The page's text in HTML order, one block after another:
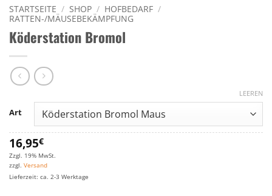
STARTSEITE / SHOP / HOFBEDARF /
RATTEN-/MÄUSEBEKÄMPFUNG
Köderstation Bromol
Art
LEEREN
16,95€
Zzgl. 19% MwSt.
zzgl. Versand
Lieferzeit: ca. 2-3 Werktage